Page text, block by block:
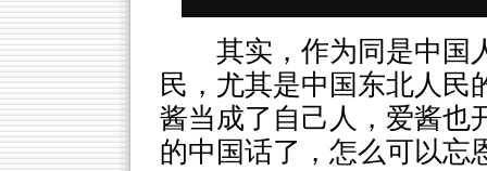
其实，作为同是中国
民，尤其是中国东北人民
酱当成了自己人，爱酱也
的中国话了，怎么可以忘